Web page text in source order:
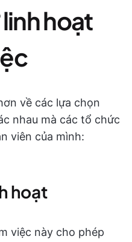
hoạt
về các lựa chọn
nhau mà các tổ chức
viên của mình:
hoạt
việc này cho phép